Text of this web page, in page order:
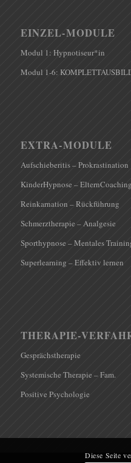
EINZEL-MODULE
Modul 1: Hypnotiseur*in
Modul 1-6:
EXTRA-MODULE
Aufschieberitis – Prokrastination
KinderHypnose – ElternCoaching
Reinkarnation – Rückführung
Schmerztherapie – Analgesie
Sporthypnose – Mentales
Superlearning – Effektiv lernen
THERAPIE-
Gesprächstherapie
Systemische Therapie – Fam.
Positive Psychologie
Diese Seite